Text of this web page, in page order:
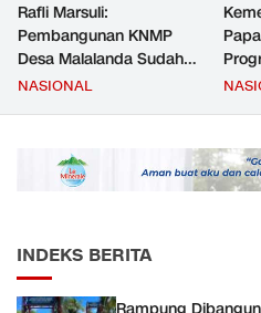
Rafli Marsuli:
Pembangunan KNMP
Desa Malalanda Sudah
Mencapai 69 Persen dan
JMD dan JMF
NASIONAL
INDEKS BERITA